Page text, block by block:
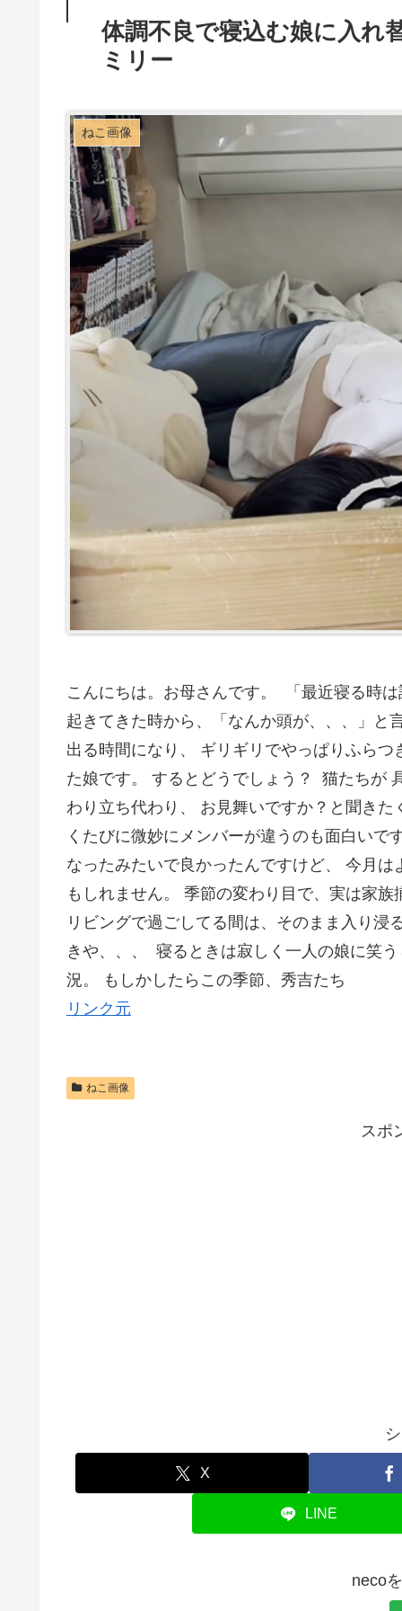
体調不良で寝込む娘に入れ
ミリー
ねこ画像
こんにちは。お母さんです。 「最近寝る時
起きてきた時から、「なんか頭が、、、」と
出る時間になり、 ギリギリでやっぱりふら
た娘です。 するとどうでしょう？ 猫たちが
わり立ち代わり、 お見舞いですか？と聞き
くたびに微妙にメンバーが違うのも面白い
なったみたいで良かったんですけど、 今月
もしれません。 季節の変わり目で、実は家
リビングで過ごしてる間は、そのまま入り
きや、、、 寝るときは寂しく一人の娘に笑
況。 もしかしたらこの季節、秀吉たち
リンク元
ねこ画像
スポ
X
LINE
neco